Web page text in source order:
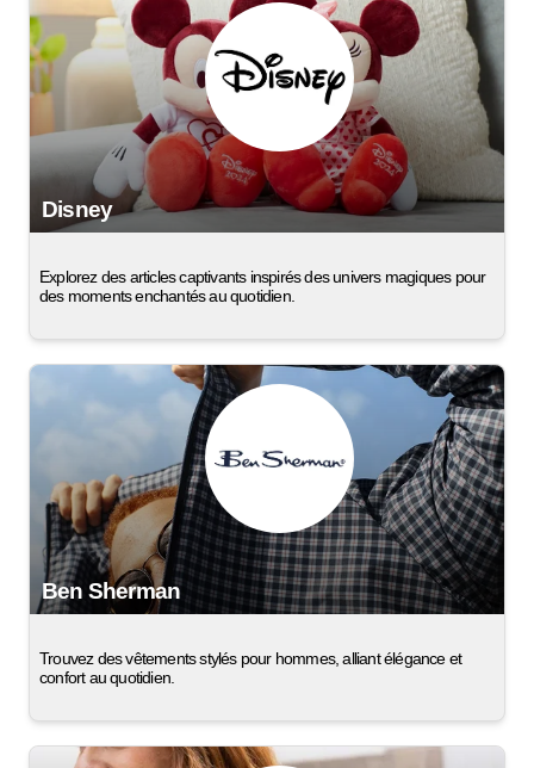
Disney
Explorez des articles captivants inspirés des univers magiques pour
des moments enchantés au quotidien.
Ben Sherman
Trouvez des vêtements stylés pour hommes, alliant élégance et
confort au quotidien.